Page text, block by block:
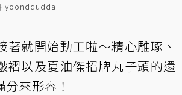
yoonddudda
著就開始動工啦～精心雕琢、
褶以及夏油傑招牌丸子頭的還
來形容！